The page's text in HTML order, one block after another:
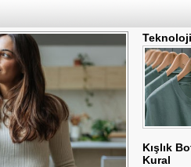
Kışlık
Kural